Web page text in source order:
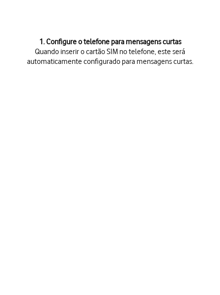
1. Configure o telefone para mensagens curtas
Quando inserir o cartão SIM no telefone, este será
automaticamente configurado para mensagens curtas.